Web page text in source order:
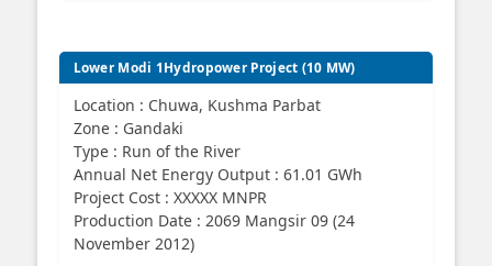
Lower Modi 1Hydropower Project (10 MW)
Location : Chuwa, Kushma Parbat
Zone : Gandaki
Type : Run of the River
Annual Net Energy Output : 61.01 GWh
Project Cost : XXXXX MNPR
Production Date : 2069 Mangsir 09 (24
November 2012)